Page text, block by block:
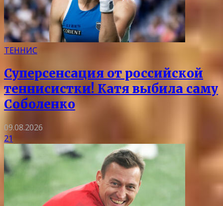
ТЕННИС
Суперсенсация от российской
теннисистки! Катя выбила саму
Соболенко
09.08.2026
21